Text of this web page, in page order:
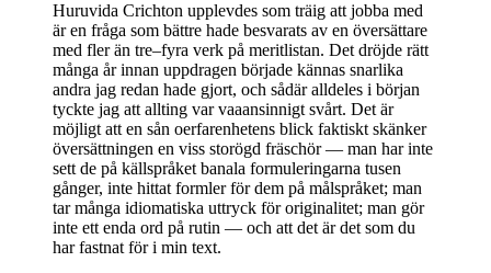
Huruvida Crichton upplevdes som träig att jobba med
är en fråga som bättre hade besvarats av en översättare
med fler än tre–fyra verk på meritlistan. Det dröjde rätt
många år innan uppdragen började kännas snarlika
andra jag redan hade gjort, och sådär alldeles i början
tyckte jag att allting var vaaansinnigt svårt. Det är
möjligt att en sån oerfarenhetens blick faktiskt skänker
översättningen en viss storögd fräschör — man har inte
sett de på källspråket banala formuleringarna tusen
gånger, inte hittat formler för dem på målspråket; man
tar många idiomatiska uttryck för originalitet; man gör
inte ett enda ord på rutin — och att det är det som du
har fastnat för i min text.